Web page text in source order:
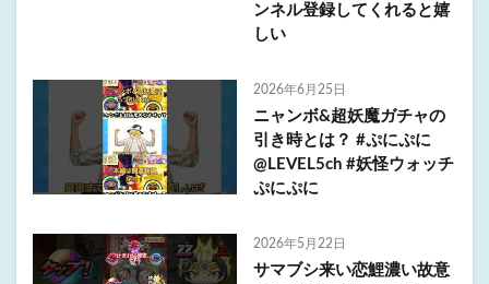
ンネル登録してくれると嬉
しい
2026年6月25日
ニャンボ&超妖魔ガチャの
引き時とは？ #ぷにぷに
@LEVEL5ch #妖怪ウォッチ
ぷにぷに
2026年5月22日
サマブシ来い恋鯉濃い故意